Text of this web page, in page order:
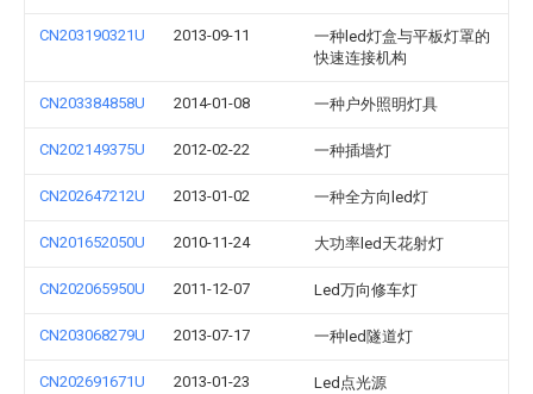
CN203190321U 2013-09-11
一种led灯盒与平板灯罩的
快速连接机构
CN203384858U 2014-01-08 一种户外照明灯具
CN202149375U 2012-02-22 一种插墙灯
CN202647212U 2013-01-02 一种全方向led灯
CN201652050U 2010-11-24 大功率led天花射灯
CN202065950U 2011-12-07 Led万向修车灯
CN203068279U 2013-07-17 一种led隧道灯
CN202691671U 2013-01-23 Led点光源